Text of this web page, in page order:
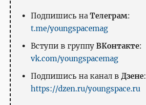
Подпишись на Телеграм:
t.me/youngspacemag
Вступи в группу ВКонтакте:
vk.com/youngspacemag
Подпишись на канал в Дзене:
https://dzen.ru/youngspace.ru